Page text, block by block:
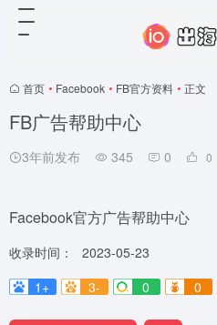
首页 • Facebook • FB官方资料 • 正文
FB广告帮助中心
3年前发布 345 0 0
Facebook官方广告帮助中心
收录时间：
2023-05-23
1+
3- 0 0